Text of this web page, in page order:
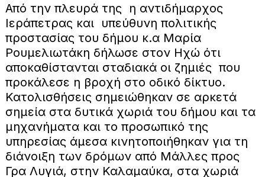
Από την πλευρά της η αντιδήμαρχος
Ιεράπετρας και υπεύθυνη πολιτικής
προστασίας του δήμου κ.α Μαρία
Ρουμελιωτάκη δήλωσε στον Ηχώ ότι
αποκαθίστανται σταδιακά οι ζημιές που
προκάλεσε η βροχή στο οδικό δίκτυο.
Κατολισθήσεις σημειώθηκαν σε αρκετά
σημεία στα δυτικά χωριά του δήμου και τα
μηχανήματα και το προσωπικό της
υπηρεσίας άμεσα κινητοποιήθηκαν για τη
διάνοιξη των δρόμων από Μάλλες προς
Γρα Λυγιά, στην Καλαμαύκα, στα χωριά